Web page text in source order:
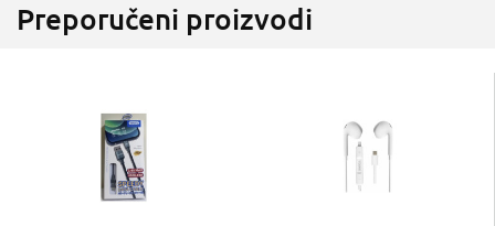
Preporučeni proizvodi